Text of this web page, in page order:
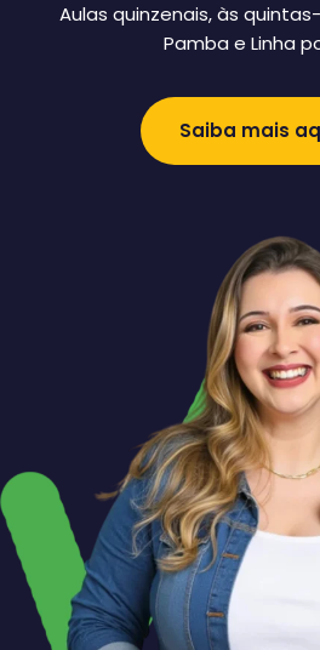
Aulas quinzenais, às
Pamba e Linha
Saiba mais